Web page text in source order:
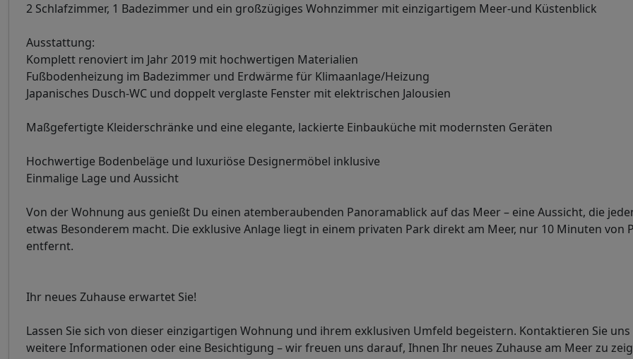
2 Schlafzimmer, 1 Badezimmer und ein großzügiges Wohnzimmer mit einzigartigem Meer-und Küstenblick
Ausstattung:
Komplett renoviert im Jahr 2019 mit hochwertigen Materialien
Fußbodenheizung im Badezimmer und Erdwärme für Klimaanlage/Heizung
Japanisches Dusch-WC und doppelt verglaste Fenster mit elektrischen Jalousien
Maßgefertigte Kleiderschränke und eine elegante, lackierte Einbauküche mit modernsten Geräten
Hochwertige Bodenbeläge und luxuriöse Designermöbel inklusive
Einmalige Lage und Aussicht
Von der Wohnung aus genießt Du einen atemberaubenden Panoramablick auf das Meer – eine Aussicht, die
etwas Besonderem macht. Die exklusive Anlage liegt in einem privaten Park direkt am Meer, nur 10 Minuten von
entfernt.
Ihr neues Zuhause erwartet Sie!
Lassen Sie sich von dieser einzigartigen Wohnung und ihrem exklusiven Umfeld begeistern. Kontaktieren Sie
weitere Informationen oder eine Besichtigung – wir freuen uns darauf, Ihnen Ihr neues Zuhause am Meer zu